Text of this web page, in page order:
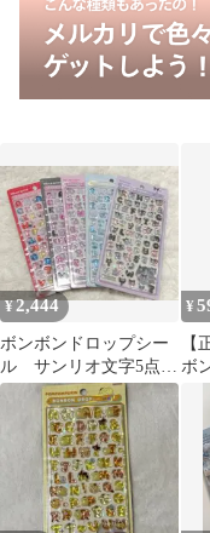
¥2,444
ボンボンドロップシー
ル サンリオ文字5点セ
ット
¥
【
ボ
ロ